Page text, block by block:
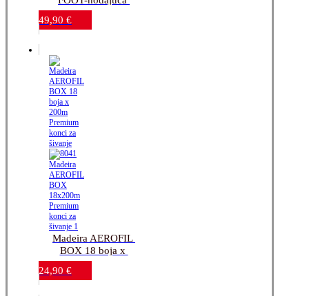
stopica za brother 7mm
49,90 €
Madeira AEROFIL
BOX 18 boja x
200m_Premium konci
24,90 €